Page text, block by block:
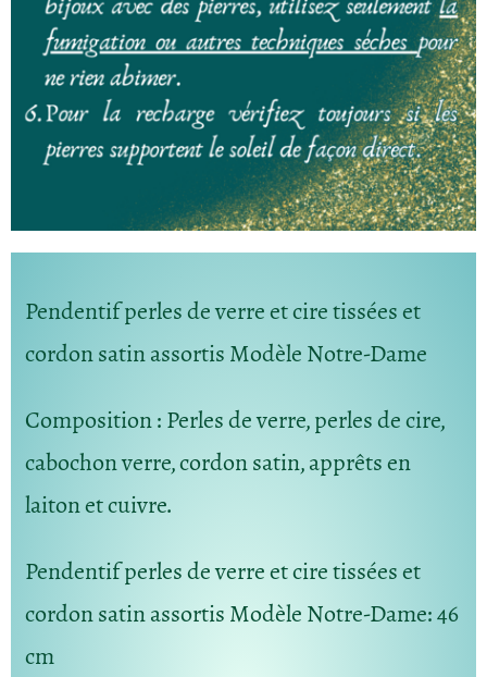
Pendentif perles de verre et cire tissées et
cordon satin assortis Modèle Notre-Dame
Composition: Perles de verre, perles de cire,
cabochon verre, cordon satin, apprêts en
laiton et cuivre.
Pendentif perles de verre et cire tissées et
cordon satin assortis Modèle Notre-Dame: 46
cm